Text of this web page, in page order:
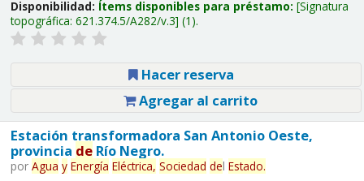
Disponibilidad: Ítems disponibles para préstamo: Signatura
topográfica: 621.374.5/A282/v.3 (1).
Hacer reserva
Agregar al carrito
Estación transformadora San Antonio Oeste,
provincia deRío Negro.
por Agua y Energía Eléctrica, Sociedad del Estado.